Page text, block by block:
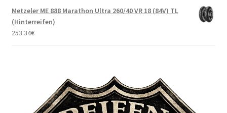
Metzeler ME 888 Marathon Ultra 260/40 VR 18 (84V) TL
(Hinterreifen)
253.34€